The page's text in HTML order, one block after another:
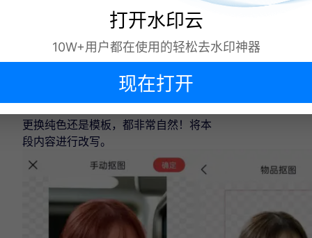
打“一键快捷”功能，提供了各种图片编
辑，其中的抠图功能，更是操作简单，
直接上传图片后，AI就会自动识别主
也细分为“人物”、“物品”等等，并且还支
持批量抠图，简直别太方便！而且抠图
更换纯色还是模板，都非常自然！将本
段内容进行改写。
打开水印云
10W+用户都在使用的轻松去水印神器
现在打开
下次再说